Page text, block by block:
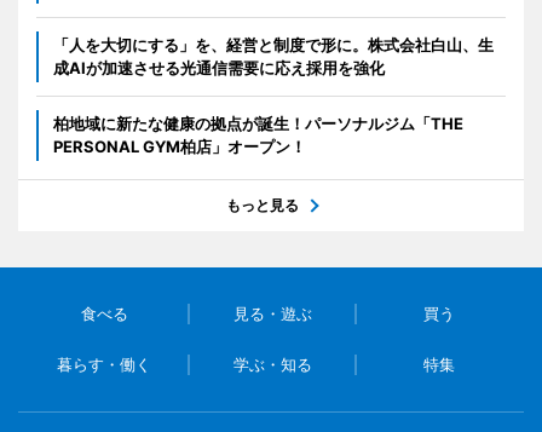
「人を大切にする」を、経営と制度で形に。株式会社白山、生
成AIが加速させる光通信需要に応え採用を強化
柏地域に新たな健康の拠点が誕生！パーソナルジム「THE
PERSONAL GYM柏店」オープン！
もっと見る
食べる 見る・遊ぶ 買う
暮らす・働く 学ぶ・知る 特集